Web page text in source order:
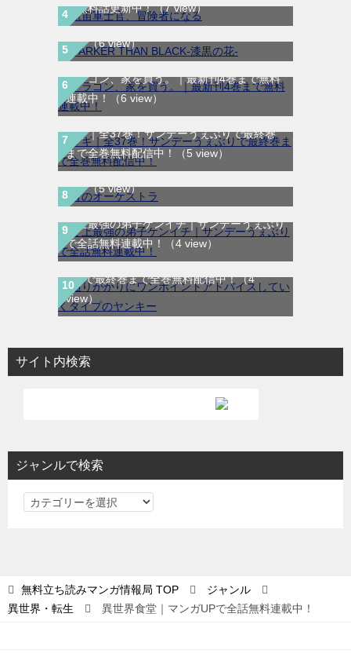
次無料話更新中！（7 view）
DARKER THAN BLACK-漆黒の花-｜全4巻完
結！マンガUP!で最終巻まで全巻無料配信
中！（6 view）
ドラゴン、家を買う。｜最新刊4巻まで無料
連載中！
（6 view）
マギ｜全37巻！サンデーうぇぶりで最終巻
まで全巻無料配信中！
（5 view）
青のオーケストラ｜マンガワンで全話無料連
載中（5 view）
史上最強の弟子ケンイチ｜サンデーうぇぶり
で全話無料連載中！
（4 view）
通りがかりにワンポイントアドバイスしてい
くタイプのヤンキー｜全8巻完結！マンガ
UP!で最終巻まで全巻無料配信中！（4
view）
サイト内検索
ジャンルで検索
ジ
検
無料立ち読みマンガ情報局 TOP
ジャンル
異世界・転生
異世界食堂｜マンガUPで全話無料連載中！